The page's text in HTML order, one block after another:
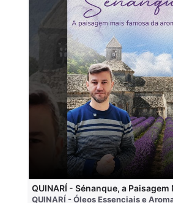
QUINARÍ - Óleos Essenciais e